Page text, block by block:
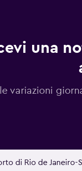
una
variazioni